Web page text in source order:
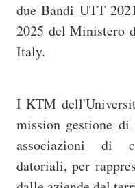
due Bandi UTT
2025 del Ministero
Italy.
I KTM
mission gestione
associazioni di
datoriali, per